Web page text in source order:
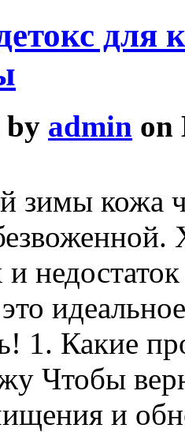
для
by admin on
зимы кожа
1. Какие
Чтобы
и